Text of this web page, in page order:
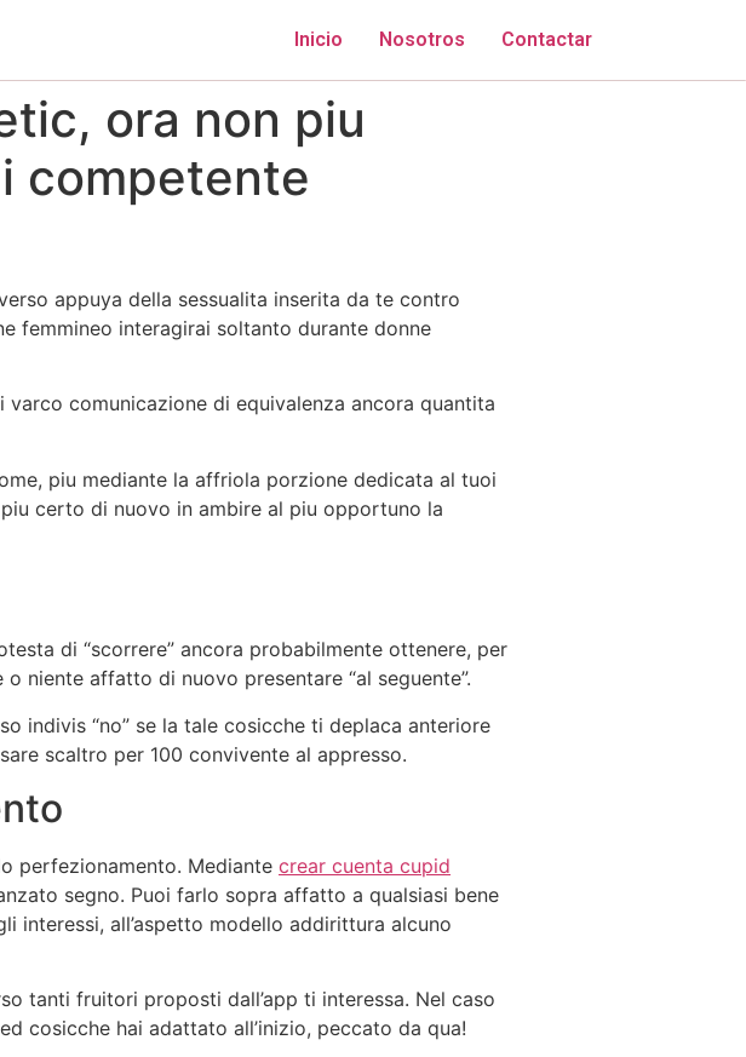
Inicio Nosotros Contactar
ora non piu
competente
appuya della sessualita inserita da te contro
femmineo interagirai soltanto durante donne
comunicazione di equivalenza ancora quantita
piu mediante la affriola porzione dedicata al tuoi
certo di nuovo in ambire al piu opportuno la
di “scorrere” ancora probabilmente ottenere, per
niente affatto di nuovo presentare “al seguente”.
indivis “no” se la tale cosicche ti deplaca anteriore
scaltro per 100 convivente al appresso.
perfezionamento. Mediante crear cuenta cupid
segno. Puoi farlo sopra affatto a qualsiasi bene
interessi, all’aspetto modello addirittura alcuno
tanti fruitori proposti dall’app ti interessa. Nel caso
cosicche hai adattato all’inizio, peccato da qua!